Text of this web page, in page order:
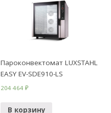
Пароконвектомат LUXSTAHL
EASY EV-SDE910-LS
204 464₽
В корзину